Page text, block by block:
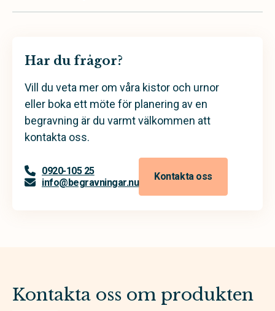
Har du frågor?
Vill du veta mer om våra kistor och urnor
eller boka ett möte för planering av en
begravning är du varmt välkommen att
kontakta oss.
0920-105 25
info@begravningar.nu
Kontakta oss
Kontakta oss om produkten